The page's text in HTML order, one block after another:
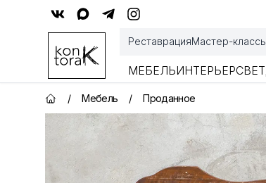
РеставрацияМастер-классы
МЕБЕЛЬИНТЕРЬЕРСВЕТ
Главная страница
/ Мебель / Проданное